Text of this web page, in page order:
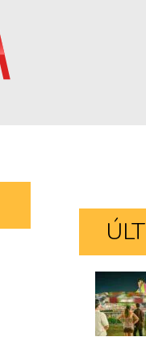
Mailza
tieta
Ana
Blog
do
Accioly: